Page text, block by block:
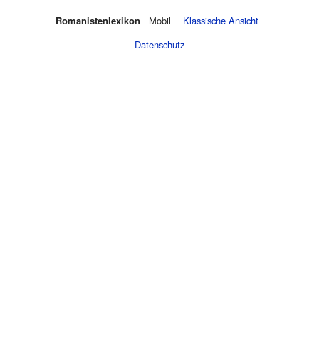
Romanistenlexikon Mobil‌
Klassische Ansicht
Datenschutz